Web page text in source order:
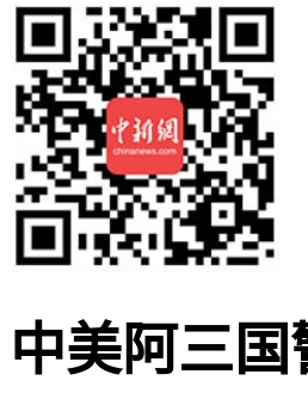
中美阿三